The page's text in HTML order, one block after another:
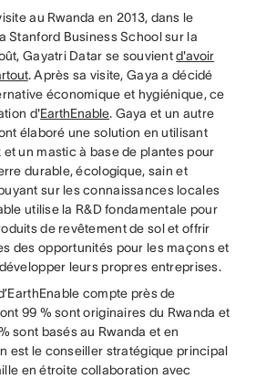
au Rwanda en 2013, dans le
Stanford Business School sur la
Gayatri Datar se souvientd'avoir
. Après sa visite, Gaya a décidé
économique et hygiénique, ce
d'EarthEnable. Gaya et un autre
élaboré une solution en utilisant
un mastic à base de plantes pour
durable, écologique, sain et
sur les connaissances locales
utilise la R&D fondamentale pour
de revêtement de sol et offrir
des opportunités pour les maçons et
leurs propres entreprises.
compte près de
99 % sont originaires du Rwanda et
sont basés au Rwanda et en
est le conseiller stratégique principal
en étroite collaboration avec